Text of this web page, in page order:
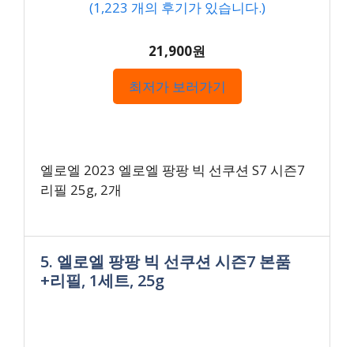
(1,223 개의 후기가 있습니다.)
21,900원
최저가 보러가기
엘로엘 2023 엘로엘 팡팡 빅 선쿠션 S7 시즌7
리필 25g, 2개
5. 엘로엘 팡팡 빅 선쿠션 시즌7 본품
+리필, 1세트, 25g